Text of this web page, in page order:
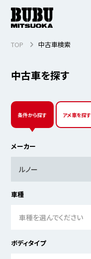
中古車を探す
TOP 中古車検索
条件から探す アメ車を探す
メーカー
ルノー
車種
車種を選んでください
ボディタイプ